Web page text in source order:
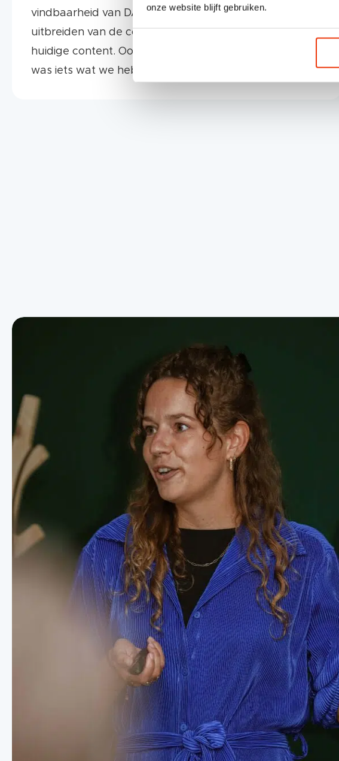
onze website blijft gebruiken.
vindbaarheid van DAS te verbeteren, namelijk het
uitbreiden van de content en het optimaliseren van de
huidige content. Ook het verhogen van de autoriteit
was iets wat we hebben aangepakt.